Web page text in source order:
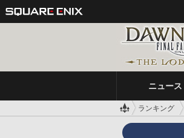
ニュース
ランキング